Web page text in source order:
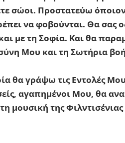
σώοι. Προστατεύω
να φοβούνται. Θα σας
με τη Σοφία. Και θα
Μου και τη Σωτήρια
θα γράψω τις Εντολές
αγαπημένοι Μου, θα
μουσική της